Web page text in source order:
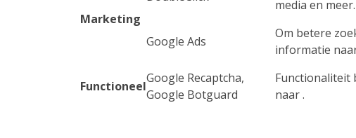
Marketing
media en
Google Ads
Om betere
informatie
Functioneel
Google Recaptcha,
Google Botguard
Functionaliteit
naar.